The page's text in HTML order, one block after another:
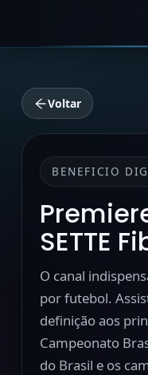
Voltar
BENEFICIO
SETTE
O canal
por futebol.
definição aos
Campeonato
do Brasil e os